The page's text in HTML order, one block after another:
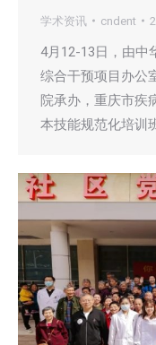
学术资讯 cndent
4月12-13日，由中
综合干预项目办公
院承办，重庆市疾
本技能规范化培训